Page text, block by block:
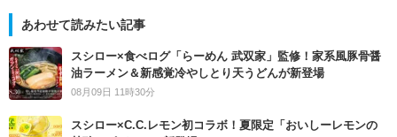
あわせて読みたい記事
スシロー×食べログ「らーめん 武双家」監修！家系風豚骨醤
油ラーメン＆新感覚冷やしとり天うどんが新登場
08月09日 11時30分
スシロー×C.C.レモン初コラボ！夏限定「おいしーレモンの